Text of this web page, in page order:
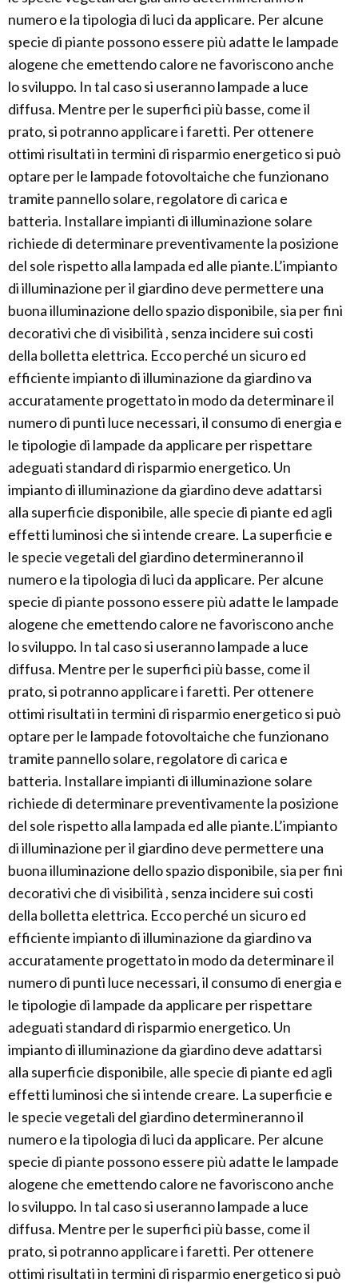
numero e la tipologia di luci da applicare. Per alcune
specie di piante possono essere più adatte le lampade
alogene che emettendo calore ne favoriscono anche
lo sviluppo. In tal caso si useranno lampade a luce
diffusa. Mentre per le superfici più basse, come il
prato, si potranno applicare i faretti. Per ottenere
ottimi risultati in termini di risparmio energetico si può
optare per le lampade fotovoltaiche che funzionano
tramite pannello solare, regolatore di carica e
batteria. Installare impianti di illuminazione solare
richiede di determinare preventivamente la posizione
del sole rispetto alla lampada ed alle piante.L’impianto
di illuminazione per il giardino deve permettere una
buona illuminazione dello spazio disponibile, sia per fini
decorativi che di visibilità , senza incidere sui costi
della bolletta elettrica. Ecco perché un sicuro ed
efficiente impianto di illuminazione da giardino va
accuratamente progettato in modo da determinare il
numero di punti luce necessari, il consumo di energia e
le tipologie di lampade da applicare per rispettare
adeguati standard di risparmio energetico. Un
impianto di illuminazione da giardino deve adattarsi
alla superficie disponibile, alle specie di piante ed agli
effetti luminosi che si intende creare. La superficie e
le specie vegetali del giardino determineranno il
numero e la tipologia di luci da applicare. Per alcune
specie di piante possono essere più adatte le lampade
alogene che emettendo calore ne favoriscono anche
lo sviluppo. In tal caso si useranno lampade a luce
diffusa. Mentre per le superfici più basse, come il
prato, si potranno applicare i faretti. Per ottenere
ottimi risultati in termini di risparmio energetico si può
optare per le lampade fotovoltaiche che funzionano
tramite pannello solare, regolatore di carica e
batteria. Installare impianti di illuminazione solare
richiede di determinare preventivamente la posizione
del sole rispetto alla lampada ed alle piante.L’impianto
di illuminazione per il giardino deve permettere una
buona illuminazione dello spazio disponibile, sia per fini
decorativi che di visibilità , senza incidere sui costi
della bolletta elettrica. Ecco perché un sicuro ed
efficiente impianto di illuminazione da giardino va
accuratamente progettato in modo da determinare il
numero di punti luce necessari, il consumo di energia e
le tipologie di lampade da applicare per rispettare
adeguati standard di risparmio energetico. Un
impianto di illuminazione da giardino deve adattarsi
alla superficie disponibile, alle specie di piante ed agli
effetti luminosi che si intende creare. La superficie e
le specie vegetali del giardino determineranno il
numero e la tipologia di luci da applicare. Per alcune
specie di piante possono essere più adatte le lampade
alogene che emettendo calore ne favoriscono anche
lo sviluppo. In tal caso si useranno lampade a luce
diffusa. Mentre per le superfici più basse, come il
prato, si potranno applicare i faretti. Per ottenere
ottimi risultati in termini di risparmio energetico si può